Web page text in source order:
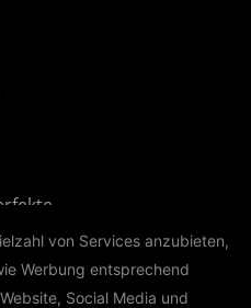
von Services anzubieten,
Werbung entsprechend
Social Media und